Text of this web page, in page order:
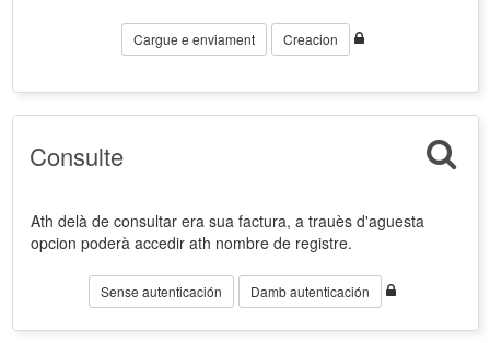
Cargue e enviament Creacion
Consulte
Ath delà de consultar era sua factura, a trauès d'aguesta
opcion poderà accedir ath nombre de registre.
Sense autenticación Damb autenticación